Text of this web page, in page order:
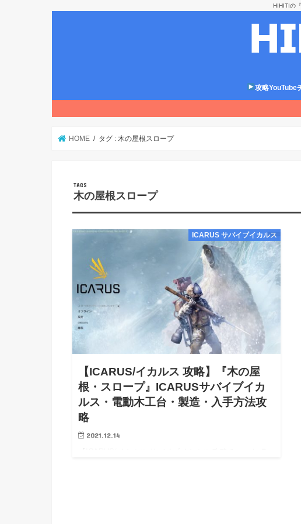
HIHITIの
攻略YouTube
HOME タグ : 木の屋根スロープ
木の屋根スロープ
ICARUS サバイブイカルス
【ICARUS/イカルス 攻略】『木の屋
根・スロープ』ICARUSサバイブイカ
ルス・電動木工台・製造・入手方法攻
略
2021.12.14